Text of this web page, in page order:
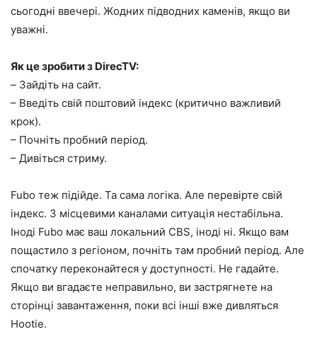
сьогодні ввечері. Жодних підводних каменів, якщо ви
уважні.
Як це зробити з DirecTV:
– Зайдіть на сайт.
– Введіть свій поштовий індекс (критично важливий
крок).
– Почніть пробний період.
– Дивіться стриму.
Fubo теж підійде. Та сама логіка. Але перевірте свій
індекс. З місцевими каналами ситуація нестабільна.
Іноді Fubo має ваш локальний CBS, іноді ні. Якщо вам
пощастило з регіоном, почніть там пробний період. Але
спочатку переконайтеся у доступності. Не гадайте.
Якщо ви вгадаєте неправильно, ви застрягнете на
сторінці завантаження, поки всі інші вже дивляться
Hootie.